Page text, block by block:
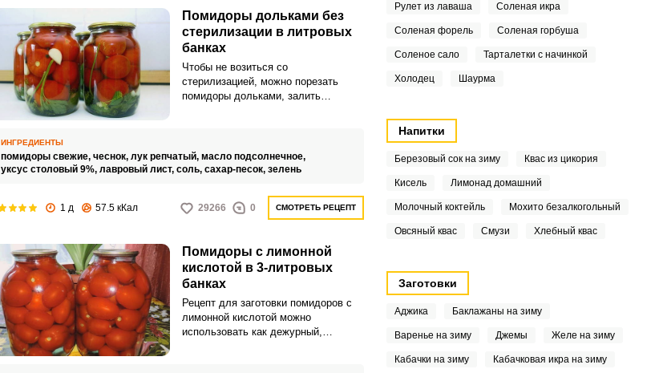
Помидоры дольками без
стерилизации в литровых
банках
Чтобы не возиться со
стерилизацией, можно порезать
помидоры дольками, залить
заготовка не забродила.
ИНГРЕДИЕНТЫ
помидоры свежие, чеснок, лук репчатый, масло подсолнечное,
уксус столовый 9%, лавровый лист, соль, сахар-песок, зелень
1 д 57.5 кКал 29266 0 СМОТРЕТЬ РЕЦЕПТ
Помидоры с лимонной
кислотой в 3-литровых
банках
Рецепт для заготовки помидоров с
лимонной кислотой можно
использовать как дежурный,
Рулет из лаваша Соленая икра
Соленая форель Соленая горбуша
Соленое сало Тарталетки с начинкой
Холодец Шаурма
Напитки
Березовый сок на зиму Квас из цикория
Кисель Лимонад домашний
Молочный коктейль Мохито безалкогольный
Овсяный квас Смузи Хлебный квас
Заготовки
Аджика Баклажаны на зиму
Варенье на зиму Джемы Желе на зиму
Кабачки на зиму Кабачковая икра на зиму
Забыли пароль?